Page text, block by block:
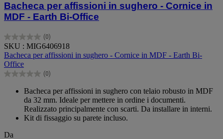
Bacheca per affissioni in sughero - Cornice in
MDF - Earth Bi-Office
(0)
0.0
su
5
stelle.
SKU : MIG6406918
Bacheca per affissioni in sughero - Cornice in MDF - Earth Bi-
Office
(0)
0.0
Bacheca per affissioni in sughero con telaio robusto in MDF
da 32 mm. Ideale per mettere in ordine i documenti.
Realizzato principalmente con scarti. Da installare in interni.
Kit di fissaggio su parete incluso.
Da